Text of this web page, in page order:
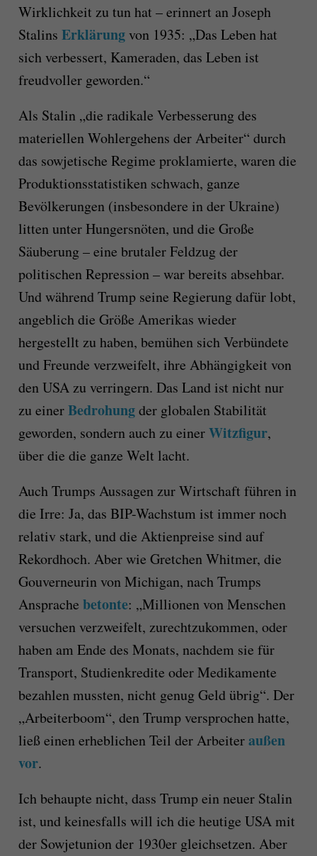
Wirklichkeit zu tun hat – erinnert an Joseph
Stalins Erklärungvon 1935: „Das Leben hat
sich verbessert, Kameraden, das Leben ist
freudvoller geworden.“
Als Stalin „die radikale Verbesserung des
materiellen Wohlergehens der Arbeiter“ durch
das sowjetische Regime proklamierte, waren die
Produktionsstatistiken schwach, ganze
Bevölkerungen (insbesondere in der Ukraine)
litten unter Hungersnöten, und die Große
Säuberung – eine brutaler Feldzug der
politischen Repression – war bereits absehbar.
Und während Trump seine Regierung dafür lobt,
angeblich die Größe Amerikas wieder
hergestellt zu haben, bemühen sich Verbündete
und Freunde verzweifelt, ihre Abhängigkeit von
den USA zu verringern. Das Land ist nicht nur
zu einerBedrohungder globalen Stabilität
geworden, sondern auch zu einerWitzfigur,
über die die ganze Welt lacht.
Auch Trumps Aussagen zur Wirtschaft führen in
die Irre: Ja, das BIP-Wachstum ist immer noch
relativ stark, und die Aktienpreise sind auf
Rekordhoch. Aber wie Gretchen Whitmer, die
Gouverneurin von Michigan, nach Trumps
Ansprache betonte: „Millionen von Menschen
versuchen verzweifelt, zurechtzukommen, oder
haben am Ende des Monats, nachdem sie für
Transport, Studienkredite oder Medikamente
bezahlen mussten, nicht genug Geld übrig“. Der
„Arbeiterboom“, den Trump versprochen hatte,
ließ einen erheblichen Teil der Arbeiteraußen
vor.
Ich behaupte nicht, dass Trump ein neuer Stalin
ist, und keinesfalls will ich die heutige USA mit
der Sowjetunion der 1930er gleichsetzen. Aber